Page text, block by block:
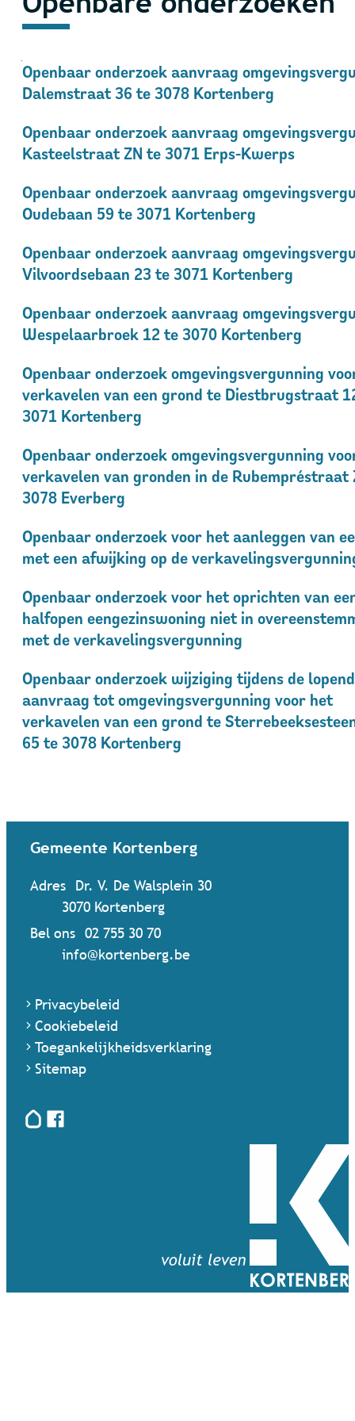
Verfijn of wijzig resultaten
Bekendmakingen
Openbaar onderzoek aanvraag
Dalemstraat 36 te 3078 Kortenberg
Openbaar onderzoek aanvraag
Kasteelstraat ZN te 3071 Erps-Kwerps
Openbaar onderzoek aanvraag
Oudebaan 59 te 3071 Kortenberg
Openbaar onderzoek aanvraag
Vilvoordsebaan 23 te 3071 Kortenberg
Openbaar onderzoek aanvraag
Wespelaarbroek 12 te 3070 Kortenberg
Openbaar onderzoek omgevingsvergunning
verkavelen van een grond te Diestbrugstraat
3071 Kortenberg
Openbaar onderzoek omgevingsvergunning
verkavelen van gronden in de Rubempréstraat
3078 Everberg
Openbaar onderzoek voor het aanleggen van
met een afwijking op de
Openbaar onderzoek voor het oprichten van
halfopen eengezinswoning niet in
met de verkavelingsvergunning
Openbaar onderzoek wijziging tijdens de
aanvraag tot omgevingsvergunning voor het
verkavelen van een grond te
65 te 3078 Kortenberg
Gemeente Kortenberg
Adres Dr. V. De Walsplein 30
,
3070 Kortenberg
Bel ons 02 755 30 70
Mail ons
info@kortenberg.be
Privacybeleid
Cookiebeleid
Toegankelijkheidsverklaring
Sitemap
HoplrFacebook